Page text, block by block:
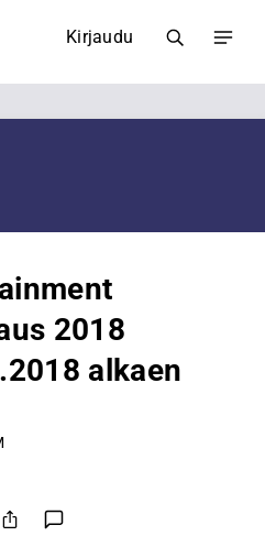
Kirjaudu
2018
alkaen